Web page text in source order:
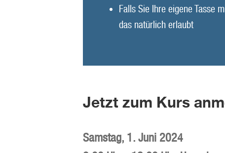
Falls Sie Ihre eigene Tasse
das natürlich erlaubt
Jetzt zum Kurs
Samstag, 1. Juni 2024